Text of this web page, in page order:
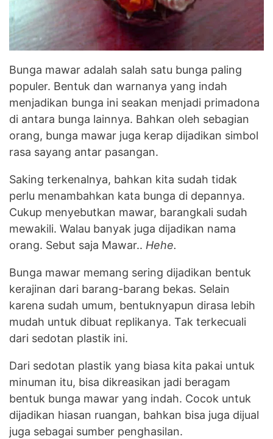
Bunga mawar adalah salah satu bunga paling
populer. Bentuk dan warnanya yang indah
menjadikan bunga ini seakan menjadi primadona
di antara bunga lainnya. Bahkan oleh sebagian
orang, bunga mawar juga kerap dijadikan simbol
rasa sayang antar pasangan.
Saking terkenalnya, bahkan kita sudah tidak
perlu menambahkan kata bunga di depannya.
Cukup menyebutkan mawar, barangkali sudah
mewakili. Walau banyak juga dijadikan nama
orang. Sebut saja Mawar.. Hehe.
Bunga mawar memang sering dijadikan bentuk
kerajinan dari barang-barang bekas. Selain
karena sudah umum, bentuknyapun dirasa lebih
mudah untuk dibuat replikanya. Tak terkecuali
dari sedotan plastik ini.
Dari sedotan plastik yang biasa kita pakai untuk
minuman itu, bisa dikreasikan jadi beragam
bentuk bunga mawar yang indah. Cocok untuk
dijadikan hiasan ruangan, bahkan bisa juga dijual
juga sebagai sumber penghasilan.